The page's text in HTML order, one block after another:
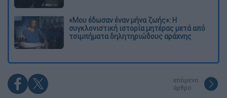
«Μου έδωσαν έναν μήνα ζωής»: Η
συγκλονιστική ιστορία μητέρας μετά από
τσιμπήματα δηλητηριώδους αράχνης
επόμενο
άρθρο